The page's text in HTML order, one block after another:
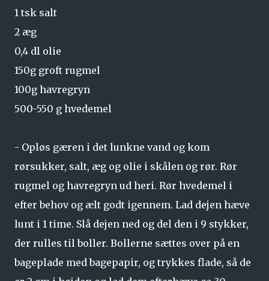
1 tsk salt
2 æg
0,4 dl olie
150g groft rugmel
100g havregryn
500-550 g hvedemel
- Opløs gæren i det lunkne vand og kom
rørsukker, salt, æg og olie i skålen og rør. Rør
rugmel og havregryn ud heri. Rør hvedemel i
efter behov og ælt godt igennem. Lad dejen hæve
lunt i 1 time. Slå dejen ned og del den i 9 stykker,
der rulles til boller. Bollerne sættes over på en
bageplade med bagepapir, og trykkes flade, så de